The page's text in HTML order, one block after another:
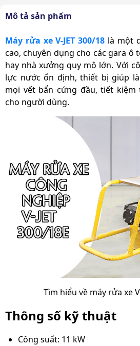
Mô tả sản phẩm
Máy rửa xe V-JET 300/18 là một
cao, chuyên dụng cho các gara ô
hay nhà xưởng quy mô lớn. Với
lực nước ổn định, thiết bị giúp
mọi vết bẩn cứng đầu, tiết
cho người dùng.
Tìm hiểu về máy rửa xe
Thông số kỹ thuật
Công suất: 11 kW